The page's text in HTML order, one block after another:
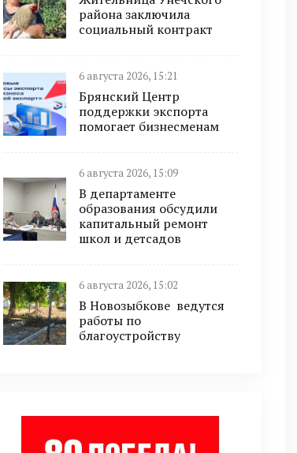
района заключила
социальный контракт
6 августа 2026, 15:21
Брянский Центр
поддержки экспорта
помогает бизнесменам
6 августа 2026, 15:09
В департаменте
образования обсудили
капитальный ремонт
школ и детсадов
6 августа 2026, 15:02
В Новозыбкове ведутся
работы по
благоустройству